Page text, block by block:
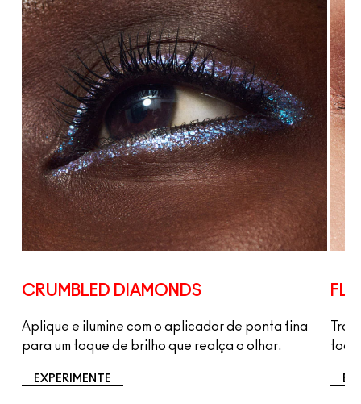
CRUMBLED DIAMONDS
Aplique e ilumine com o aplicador de ponta fina
para um toque de brilho que realça o olhar.
EXPERIMENTE